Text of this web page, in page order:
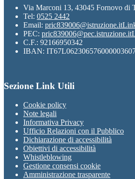
Via Marconi 13, 43045 Fornovo di
Tel: 0525 2442
Email: pric839006@istruzione.it
PEC: pric839006@pec.istruzione.it
C.F.: 92166950342
IBAN:
Sezione Link Utili
Cookie policy
Note legali
Informativa Privacy
Ufficio Relazioni con il Pubblico
Dichiarazione di accessibilità
Obiettivi di accessibilità
Whistleblowing
Gestione consensi cookie
Amministrazione trasparente